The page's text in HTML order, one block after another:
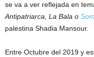
se va a ver reflejada en
Antipatriarca, La Bala o
palestina Shadia Mansour.
Entre Octubre del 2019 y